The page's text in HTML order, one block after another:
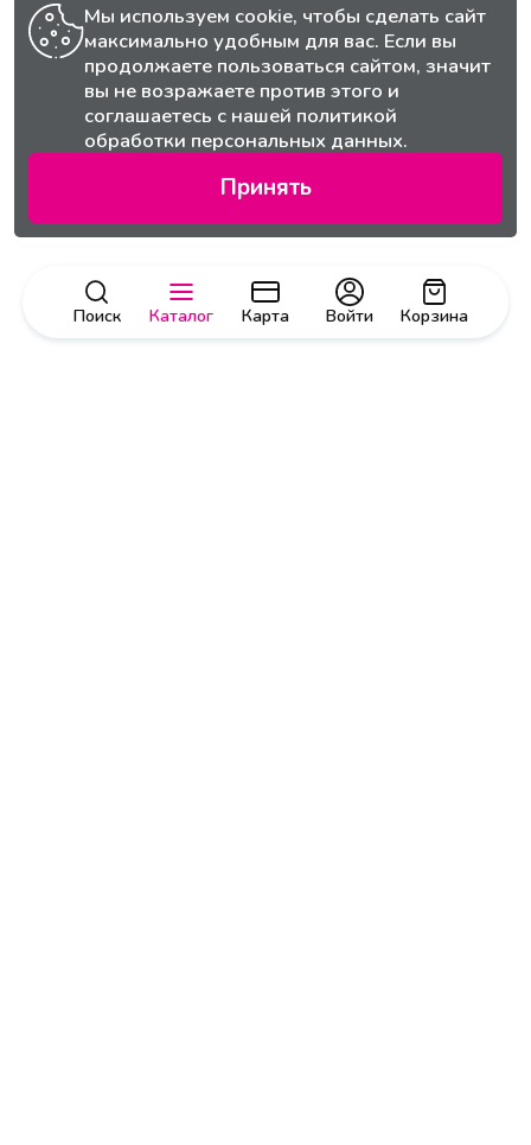
Поиск Каталог Карта Корзина
Войти
Мы используем cookie, чтобы сделать сайт
максимально удобным для вас. Если вы
продолжаете пользоваться сайтом, значит
вы не возражаете против этого и
соглашаетесь с нашей политикой
обработки персональных данных.
Принять